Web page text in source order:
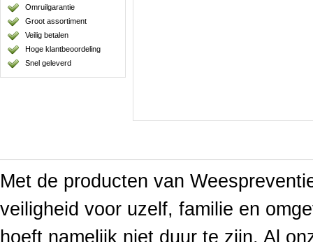
Omruilgarantie
Groot assortiment
Veilig betalen
Hoge klantbeoordeling
Snel geleverd
Met de producten van
veiligheid voor uzelf, familie en
hoeft namelijk niet duur te zijn. Al